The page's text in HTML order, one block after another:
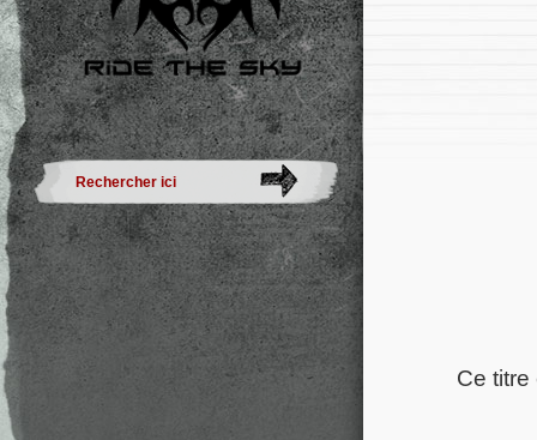
Ce titre